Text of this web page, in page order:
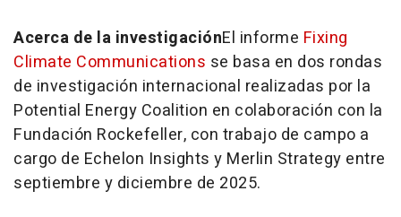
Acerca de la investigaciónEl informe Fixing
Climate Communications se basa en dos rondas
de investigación internacional realizadas por la
Potential Energy Coalition en colaboración con la
Fundación Rockefeller, con trabajo de campo a
cargo de Echelon Insights y Merlin Strategy entre
septiembre y diciembre de 2025.